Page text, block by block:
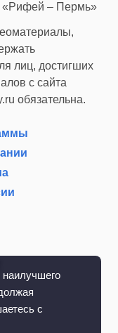
с
«Рифей – Пермь»
лиц, достигших
с сайта
обязательна.